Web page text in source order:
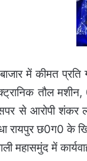
बाजार में कीमत
तौल
से आरोपी शंकर
रायपुर छ0ग0 के
महासमुंद में